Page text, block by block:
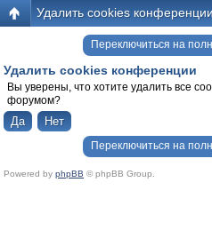
Удалить cookies
Переключиться на
Удалить cookies конференции
Вы уверены, что хотите удалить все
форумом?
Переключиться на
Powered by phpBB © phpBB Group.